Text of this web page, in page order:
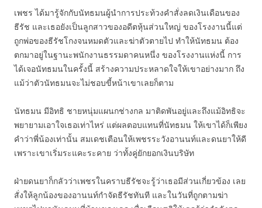
เพชร ได้มารู้จักกับนัทธมนผู้นำการประท้วงคำสั่งลดเงินเดือนของ
ธีรัช และเธอยังเป็นลูกสาวของอดีตหุ้นส่วนใหญ่ ของโรงงานนี้แต่
ถูกพ่อของธีรัชโกงจนหมดตัวและฆ่าตัวตายไป ทำให้นัทธมน ต้อง
ตกมาอยู่ในฐานะพนักงานธรรมดาคนหนึ่ง ของโรงงานแห่งนี้ การ
ได้เจอนัทธมนในครั้งนี้ สร้างความประหลาดใจให้เขาอย่างมาก ถึง
แม้ว่าตัวนัทธมนจะไม่ชอบขี้หน้าเขาเลยก็ตาม
นัทธมน มีอิทธิ ชายหนุ่มแผนกช่างกล มาติดพันอยู่และถึงแม้อิทธิจะ
พยายามเอาใจเธอเท่าไหร่ แต่ผลตอบแทนที่นัทธมน ให้เขาได้ก็เพียง
คำว่าพี่น้องเท่านั้น สมเดชเตือนให้เพชรระวังอานนท์และดนยาให้ดี
เพราะเขาเริ่มระแคะระคาย ว่าทั้งคู่ยักยอกเงินบริษัท
ฝ่ายดนยาก็กลัวว่าเพชรในคราบธีรัชจะรู้ว่าเธอมีส่วนเกี่ยวข้อง เลย
สั่งให้ลูกน้องของอานนท์กำจัดธีรัชทันที และในวันที่ถูกตามฆ่า